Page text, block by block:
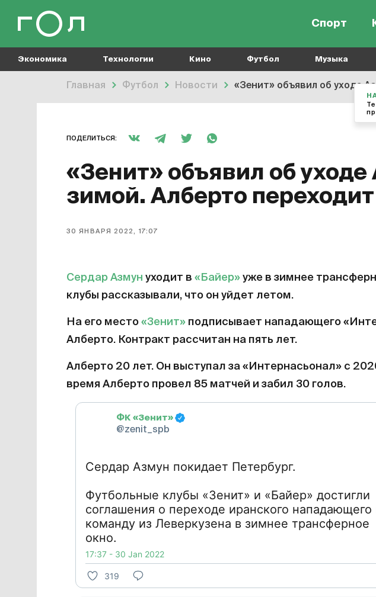
Спорт
Экономика Технологии Кино Футбол Музыка
Главная Футбол Новости «Зенит» объявил об уходе
ПОДЕЛИТЬСЯ:
«Зенит» объявил об уходе
зимой. Алберто переходит
30 ЯНВАРЯ 2022, 17:07
Сердар Азмун уходит в «Байер» уже в зимнее
клубы рассказывали, что он уйдет летом.
На его место «Зенит» подписывает нападающего
Алберто. Контракт рассчитан на пять лет.
Алберто 20 лет. Он выступал за «Интернасьонал» с
время Алберто провел 85 матчей и забил 30 голов.
ФК «Зенит»
@zenit_spb
Сердар Азмун покидает Петербург.
Футбольные клубы «Зенит» и «Байер» достигли
соглашения о переходе иранского нападающего
команду из Леверкузена в зимнее трансферное
окно.
17:37 - 30 Jan 2022
319